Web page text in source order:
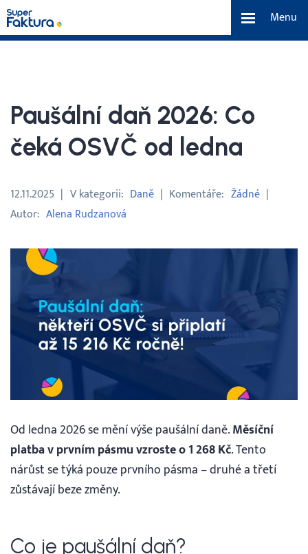
Menu
Ceník
Tým a náš příběh
Kontakt a média
Blog
Vyhledávání
Čeština
Čeština
English
Přihlášení
Paušální daň 2026: Co
čeká OSVČ od ledna
12.11.2025 V kategorii Daně Komentáře Žádné
Autor Alena Rudzanová
Od ledna 2026 se mění výše paušální daně.Měsíční
platba v prvním pásmu vzroste o 1 268 Kč. Tento
nárůst se týká pouze prvního pásma – druhé a třetí
zůstávají beze změny.
Co je paušální daň?